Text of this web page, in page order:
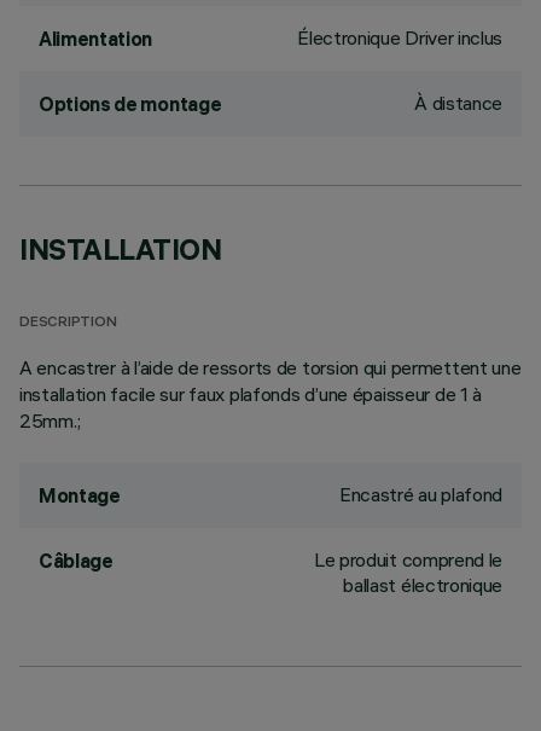
Alimentation Électronique Driver inclus
Options de montage À distance
INSTALLATION
DESCRIPTION
A encastrer à l’aide de ressorts de torsion qui permettent une
installation facile sur faux plafonds d’une épaisseur de 1 à
25mm.;
Montage Encastré au plafond
Câblage
Le produit comprend le
ballast électronique